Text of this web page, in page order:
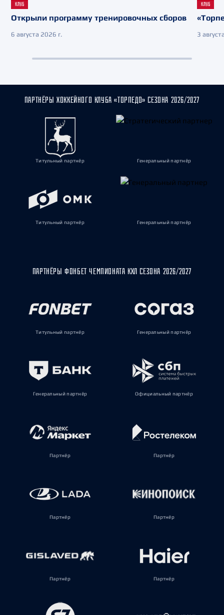
КЛУБ
Открыли программу тренировочных сборов
6 августа 2026 г.
КЛУБ
3
ПАРТНЁРЫ ХОККЕЙНОГО КЛУБА «ТОРПЕДО» СЕЗОНА 2026/2027
Титульный партнёр Генеральный партнёр
Титульный партнёр Генеральный партнёр
ПАРТНЁРЫ ФОНБЕТ ЧЕМПИОНАТА КХЛ СЕЗОНА 2026/2027
Титульный партнёр Генеральный партнёр
Генеральный партнёр Официальный партнёр
Партнёр Партнёр
Партнёр Партнёр
Партнёр Партнёр